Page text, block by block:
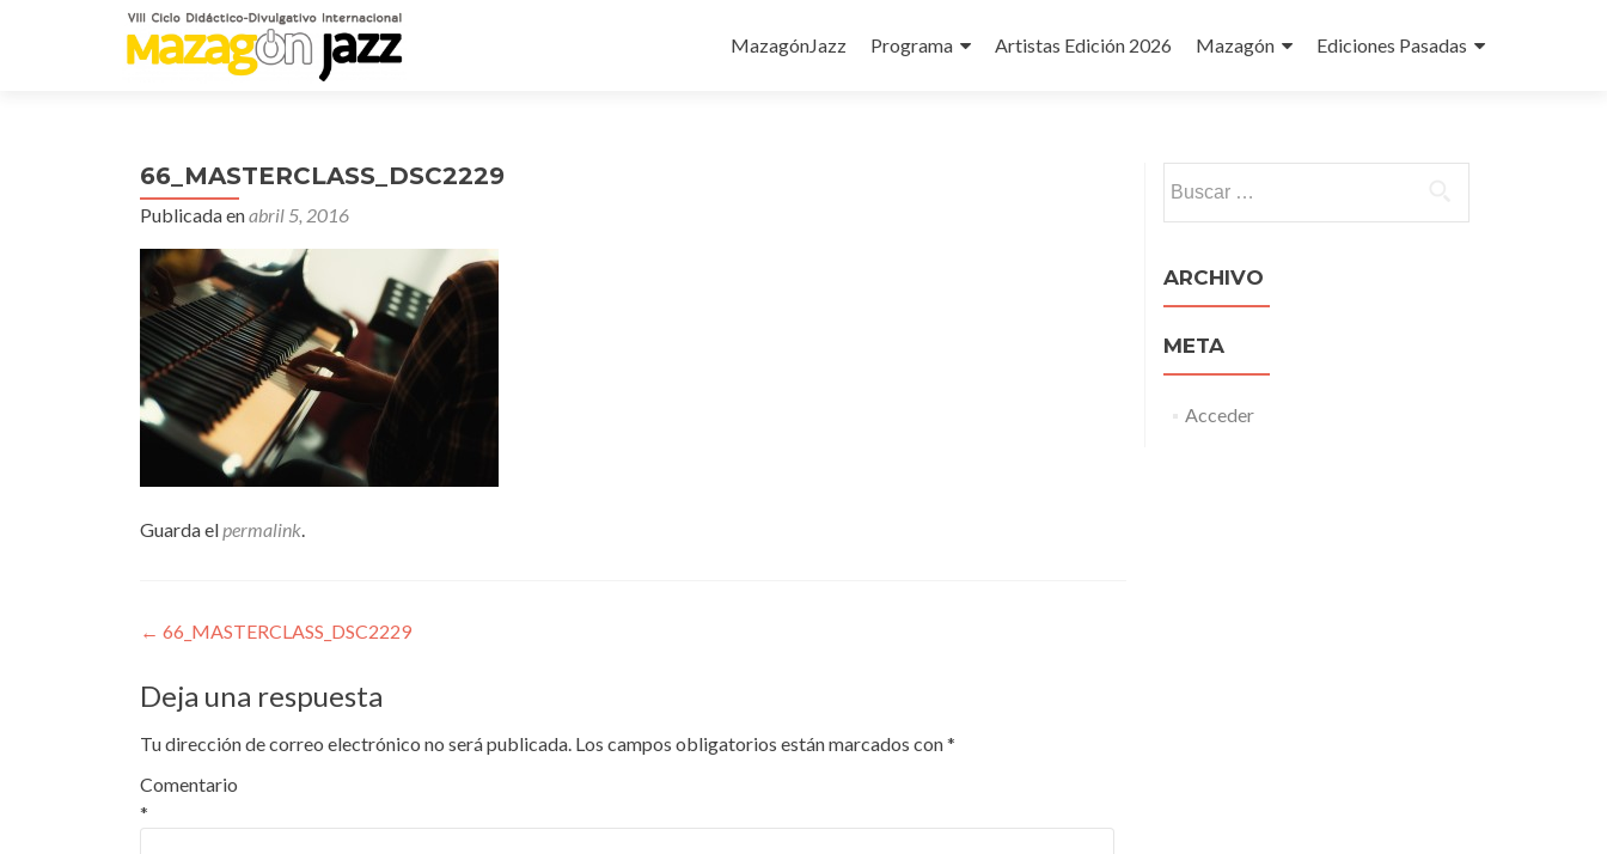
al
MazagónJazz Programa Artistas Edición 2026 Mazagón Ediciones Pasadas
66_MASTERCLASS_DSC2229
Publicada enabril 5, 2016
Guarda elpermalink.
Navegación
de
entradas
← 66_MASTERCLASS_DSC2229
Deja una respuesta
Tu dirección de correo electrónico no será publicada. Los campos obligatorios están marcados con*
Comentario
*
ARCHIVO
META
Acceder